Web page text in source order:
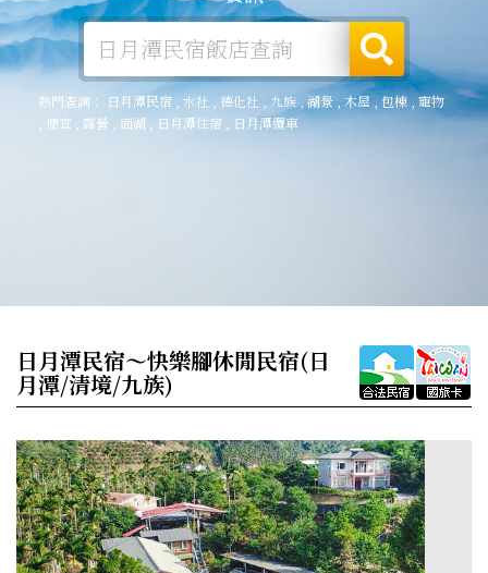
熱門查詢： 日月潭民宿 水社 德化社 九族 , 湖景 木屋,包棟, 寵物
便宜 露營 面湖 日月潭住宿 日月潭纜車
日月潭民宿～快樂腳休閒民宿(日
月潭/清境/九族)